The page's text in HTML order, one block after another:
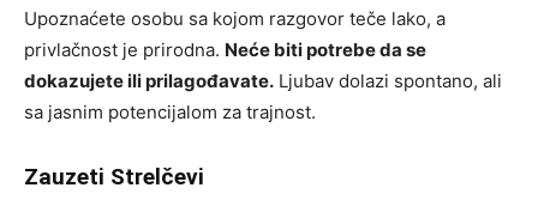
Upoznaćete osobu sa kojom razgovor teče lako, a
privlačnost je prirodna. Neće biti potrebe da se
dokazujete ili prilagođavate. Ljubav dolazi spontano, ali
sa jasnim potencijalom za trajnost.
Zauzeti Strelčevi